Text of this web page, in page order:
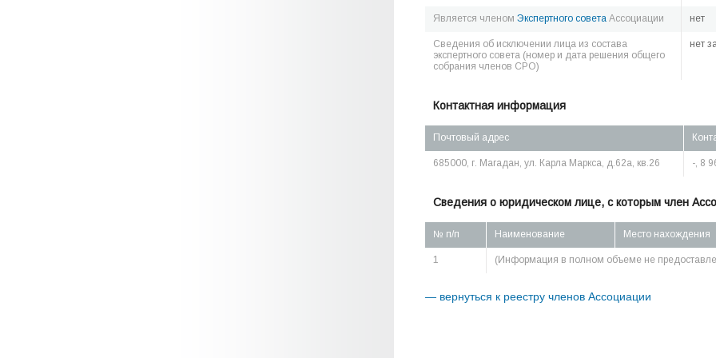
Является членом Экспертного совета Ассоциации нет
Сведения об исключении лица из состава
экспертного совета (номер и дата решения общего
собрания членов СРО)
нет
Контактная информация
Почтовый адрес
685000, г. Магадан, ул. Карла Маркса, д.62а, кв.26 -, 8
Сведения о юридическом лице, с которым член
№ п/п Наименование Место нахождения
1 (Информация в полном объеме не
— вернуться к реестру членов Ассоциации